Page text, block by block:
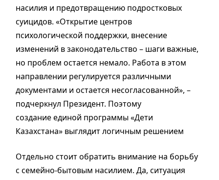
насилия и предотвращению подростковых
суицидов. «Открытие центров
психологической поддержки, внесение
изменений в законодательство – шаги важные,
но проблем остается немало. Работа в этом
направлении регулируется различными
документами и остается несогласованной», –
подчеркнул Президент. Поэтому
создание единой программы «Дети
Казахстана» выглядит логичным решением
Отдельно стоит обратить внимание на борьбу
с семейно-бытовым насилием. Да, ситуация